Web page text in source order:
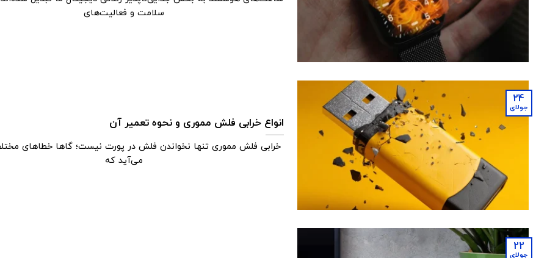
سلامت و فعالیت‌های
انواع خرابی فلش مموری و نحوه تعمیر آن
خرابی فلش مموری تنها نخواندن فلش در پورت نیست؛ گاها خطاهای
می‌آید که
24
جولای
22
جولای